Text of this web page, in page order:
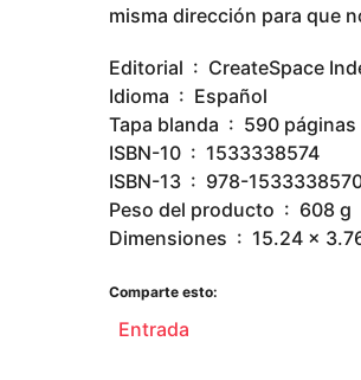
misma dirección para que
Editorial ‏ :
Idioma ‏ : ‎ Español
Tapa blanda ‏ : ‎ 590 páginas
ISBN-10 ‏ : ‎ 1533338574
ISBN-13 ‏ : ‎ 978-
Peso del producto ‏ : ‎ 608 g
Dimensiones ‏ :
Comparte esto:
Entrada